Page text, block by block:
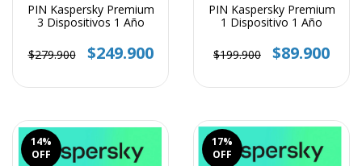
PIN Kaspersky Premium
3 Dispositivos 1 Año
$279.900 $249.900
PIN Kaspersky Premium
1 Dispositivo 1 Año
$199.900 $89.900
14%
OFF
17%
OFF